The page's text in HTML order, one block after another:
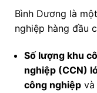
Bình Dương là
nghiệp hàng đầu
Số lượng khu
nghiệp (CCN)
công nghiệpvà